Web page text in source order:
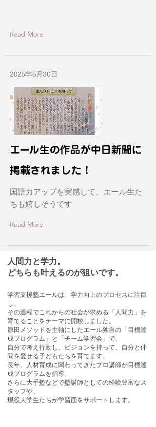
Read More
2025年5月30日
エール生の作品が中日新聞に
掲載されました！
国語力アップを実感して、エール生た
ちも嬉しそうです
Read More
人間力と学力。
​どちらも叶えるのが狙いです。
学習支援塾エールは、学力向上のプロセスに注目
し、
その過程でこれからの社会が求める「人間力」を
育てることをテーマに開校しました。
原田メソッドを主軸にしたエール独自の「目標達
成プログラム」と「チーム学習会」で、
自分で考え行動し、ビジョンを持って、自分と仲
間を愛せる子どもたちを育てます。
​長年、人材育成に関わってきたプロ講師が目標達
成プログラムを指導。
​さらに大手塾などで塾講師としての経験豊富なス
タッフや、
現役大学生たちが学習面をサポートします。